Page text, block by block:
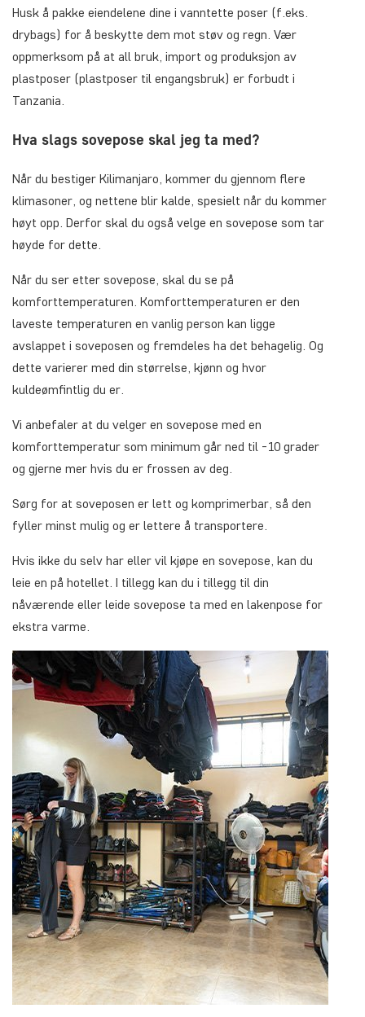
Husk å pakke eiendelene dine i vanntette poser (f.eks.
drybags) for å beskytte dem mot støv og regn. Vær
oppmerksom på at all bruk, import og produksjon av
plastposer (plastposer til engangsbruk) er forbudt i
Tanzania.
Hva slags sovepose skal jeg ta med?
Når du bestiger Kilimanjaro, kommer du gjennom flere
klimasoner, og nettene blir kalde, spesielt når du kommer
høyt opp. Derfor skal du også velge en sovepose som tar
høyde for dette.
Når du ser etter sovepose, skal du se på
komforttemperaturen. Komforttemperaturen er den
laveste temperaturen en vanlig person kan ligge
avslappet i soveposen og fremdeles ha det behagelig. Og
dette varierer med din størrelse, kjønn og hvor
kuldeømfintlig du er.
Vi anbefaler at du velger en sovepose med en
komforttemperatur som minimum går ned til -10 grader
og gjerne mer hvis du er frossen av deg.
Sørg for at soveposen er lett og komprimerbar, så den
fyller minst mulig og er lettere å transportere.
Hvis ikke du selv har eller vil kjøpe en sovepose, kan du
leie en på hotellet. I tillegg kan du i tillegg til din
nåværende eller leide sovepose ta med en lakenpose for
ekstra varme.